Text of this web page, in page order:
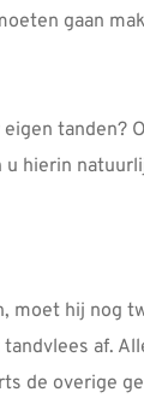
gaan
hierin
moet hij nog
af.
de overige